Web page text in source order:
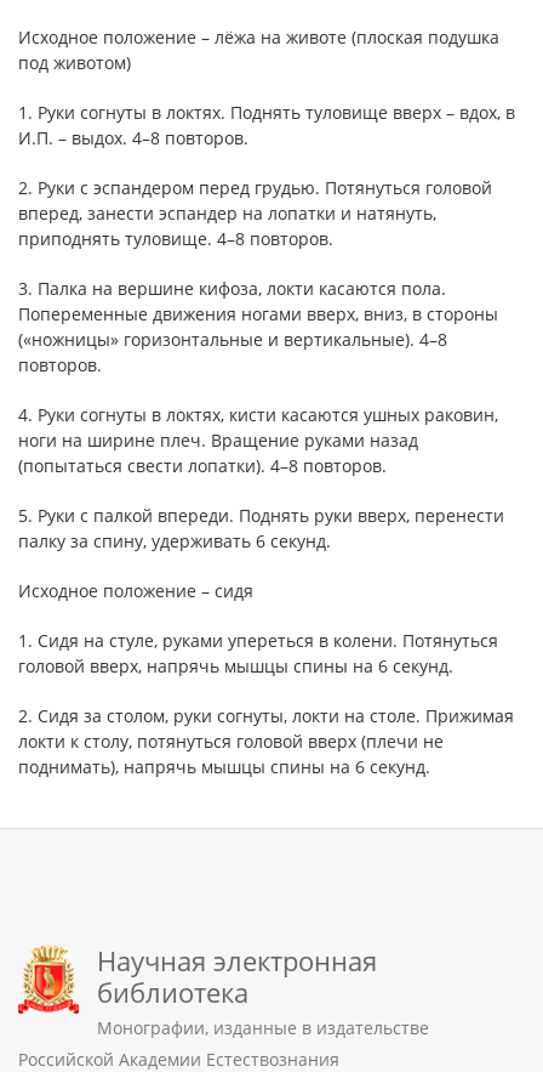
Исходное положение – лёжа на животе (плоская подушка
под животом)
1. Руки согнуты в локтях. Поднять туловище вверх – вдох, в
И.П. – выдох. 4–8 повторов.
2. Руки с эспандером перед грудью. Потянуться головой
вперед, занести эспандер на лопатки и натянуть,
приподнять туловище. 4–8 повторов.
3. Палка на вершине кифоза, локти касаются пола.
Попеременные движения ногами вверх, вниз, в стороны
(«ножницы» горизонтальные и вертикальные). 4–8
повторов.
4. Руки согнуты в локтях, кисти касаются ушных раковин,
ноги на ширине плеч. Вращение руками назад
(попытаться свести лопатки). 4–8 повторов.
5. Руки с палкой впереди. Поднять руки вверх, перенести
палку за спину, удерживать 6 секунд.
Исходное положение – сидя
1. Сидя на стуле, руками упереться в колени. Потянуться
головой вверх, напрячь мышцы спины на 6 секунд.
2. Сидя за столом, руки согнуты, локти на столе. Прижимая
локти к столу, потянуться головой вверх (плечи не
поднимать), напрячь мышцы спины на 6 секунд.
Научная электронная
библиотека
Монографии, изданные в издательстве
Российской Академии Естествознания